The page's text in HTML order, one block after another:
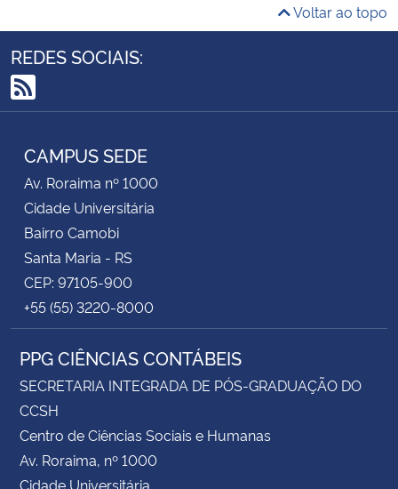
Voltar ao topo
REDES SOCIAIS:
RSS
CAMPUS SEDE
Av. Roraima nº 1000
Cidade Universitária
Bairro Camobi
Santa Maria - RS
CEP: 97105-900
+55 (55) 3220-8000
PPG CIÊNCIAS CONTÁBEIS
SECRETARIA INTEGRADA DE PÓS-GRADUAÇÃO DO
CCSH
Centro de Ciências Sociais e Humanas
Av. Roraima, nº 1000
Cidade Universitária